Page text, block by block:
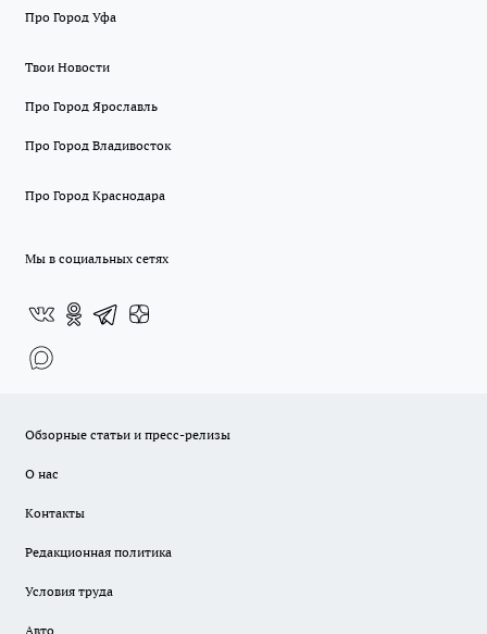
Про Город Уфа
Твои Новости
Про Город Ярославль
Про Город Владивосток
Про Город Краснодара
Мы в социальных сетях
Обзорные статьи и пресс-релизы
О нас
Контакты
Редакционная политика
Условия труда
Авто